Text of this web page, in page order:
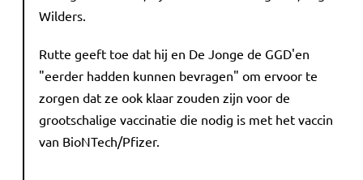
Wilders.
Rutte geeft toe dat hij en De Jonge de GGD'en
"eerder hadden kunnen bevragen" om ervoor te
zorgen dat ze ook klaar zouden zijn voor de
grootschalige vaccinatie die nodig is met het vaccin
van BioNTech/Pfizer.